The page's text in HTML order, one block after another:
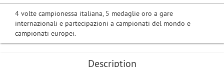
4 volte campionessa italiana, 5 medaglie oro a gare
internazionali e partecipazioni a campionati del mondo e
campionati europei.
Description